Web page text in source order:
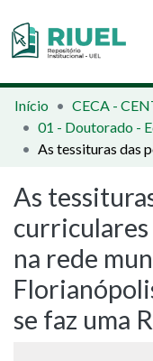
Orientações e Normas
Comunidades e
Estatísticas
Início
01 - Doutorado -
As
na rede
se faz uma